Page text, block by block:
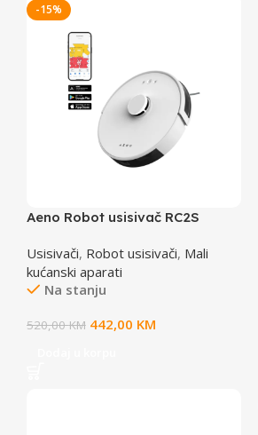
-15%
Aeno Robot usisivač RC2S
Usisivači, Robot usisivači, Mali
kućanski aparati
Na stanju
520,00KM 442,00 KM